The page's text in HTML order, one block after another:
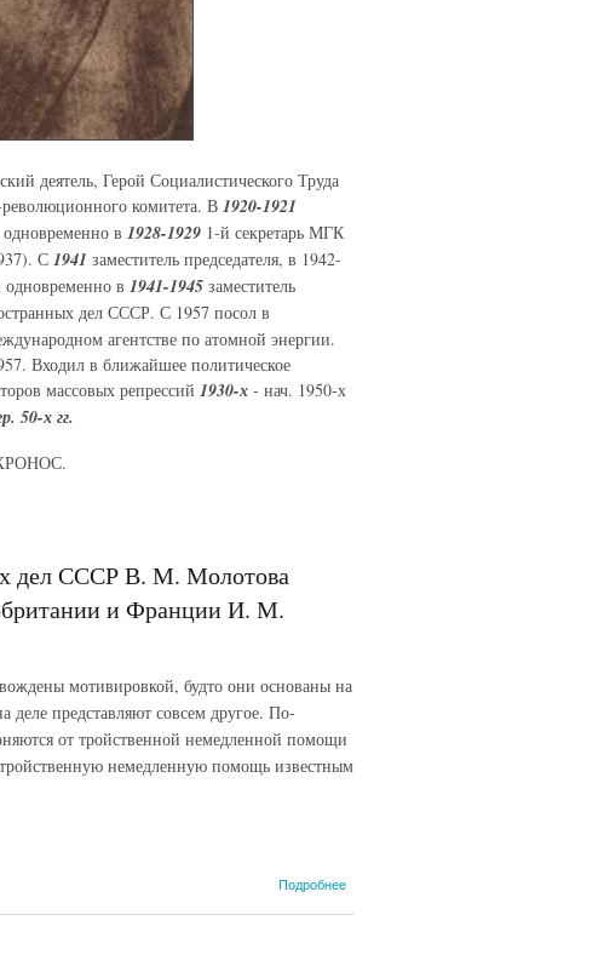
деятель, Герой Социалистического Труда
комитета. В 1920-1921
в 1928-1929 1-й секретарь МГК
С 1941 заместитель председателя, в 1942-
в 1941-1945 заместитель
дел СССР. С 1957 посол в
агентстве по атомной энергии.
Входил в ближайшее политическое
массовых репрессий 1930-х - нач. 1950-х
50-х гг.
дел СССР В. М. Молотова
и Франции И. М.
мотивировкой, будто они основаны на
деле представляют совсем другое. По-
от тройственной немедленной помощи
немедленную помощь известным
Подробнее